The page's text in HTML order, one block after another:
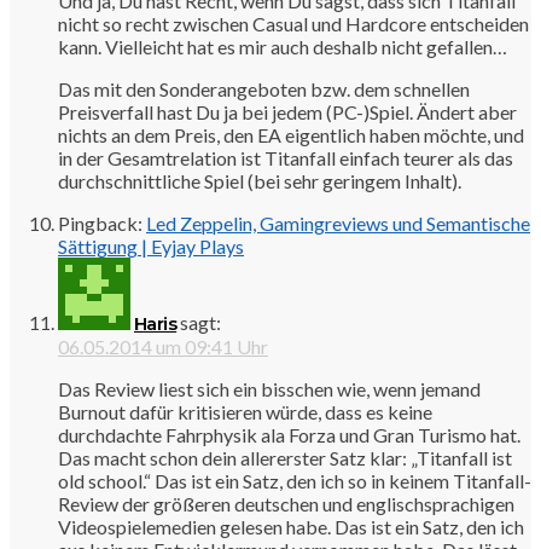
nicht so recht zwischen Casual und Hardcore entscheiden
kann. Vielleicht hat es mir auch deshalb nicht gefallen…
Das mit den Sonderangeboten bzw. dem schnellen
Preisverfall hast Du ja bei jedem (PC-)Spiel. Ändert aber
nichts an dem Preis, den EA eigentlich haben möchte, und
in der Gesamtrelation ist Titanfall einfach teurer als das
durchschnittliche Spiel (bei sehr geringem Inhalt).
Pingback: Led Zeppelin, Gamingreviews und Semantische
Sättigung | Eyjay Plays
Harissagt:
06.05.2014 um 09:41 Uhr
Das Review liest sich ein bisschen wie, wenn jemand
Burnout dafür kritisieren würde, dass es keine
durchdachte Fahrphysik ala Forza und Gran Turismo hat.
Das macht schon dein allererster Satz klar: „Titanfall ist
old school.“ Das ist ein Satz, den ich so in keinem Titanfall-
Review der größeren deutschen und englischsprachigen
Videospielemedien gelesen habe. Das ist ein Satz, den ich